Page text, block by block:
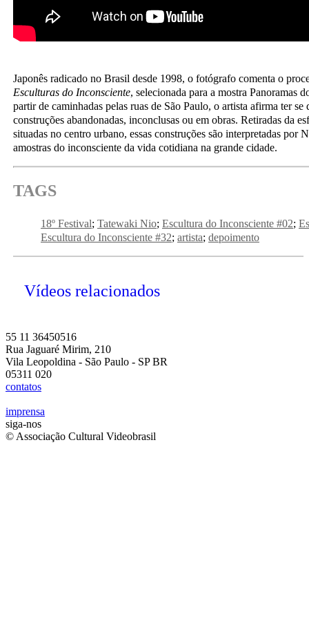
Japonês radicado no Brasil desde 1998, o fotógrafo comenta o
Esculturas do Inconsciente, selecionada para a mostra Panoramas
partir de caminhadas pelas ruas de São Paulo, o artista afirma ter se
construções abandonadas, inconclusas ou em obras. Retiradas da
situadas no centro urbano, essas construções são interpretadas por
amostras do inconsciente da vida cotidiana na grande cidade.
TAGS
18º Festival Tatewaki Nio Escultura do Inconsciente #02
Escultura do Inconsciente #32 artista depoimento
Vídeos relacionados
55 11 36450516
Rua Jaguaré Mirim, 210
Vila Leopoldina - São Paulo - SP BR
05311 020
contatos
imprensa
siga-nos
© Associação Cultural Videobrasil